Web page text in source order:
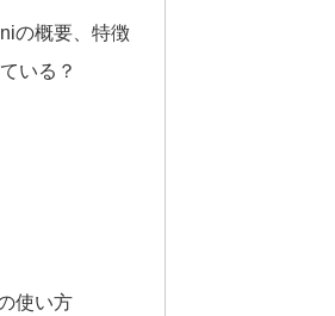
の概要、特徴
いる？
使い方